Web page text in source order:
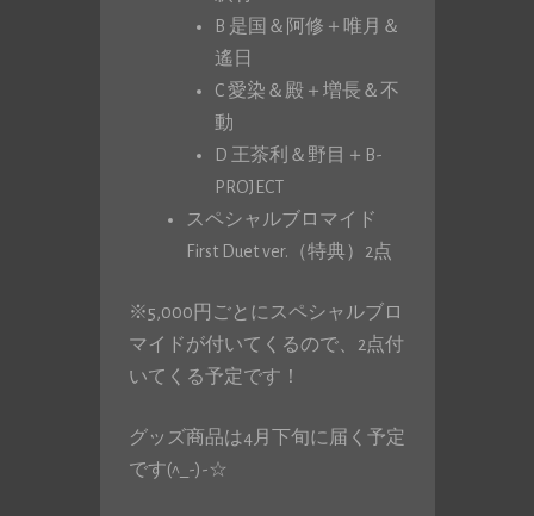
B 是国＆阿修＋唯月＆
遙日
C 愛染＆殿＋増長＆不
動
D 王茶利＆野目＋B-
PROJECT
スペシャルブロマイド
First Duet ver.（特典）2点
※5,000円ごとにスペシャルブロ
マイドが付いてくるので、2点付
いてくる予定です！
グッズ商品は4月下旬に届く予定
です(^_-)-☆